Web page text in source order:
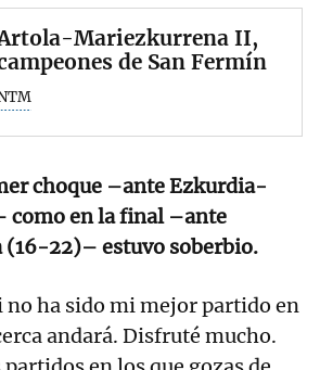
Mariezkurrena II,
de San Fermín
choque –ante Ezkurdia-
en la final –ante
22)– estuvo soberbio.
ha sido mi mejor partido en
andará. Disfruté mucho.